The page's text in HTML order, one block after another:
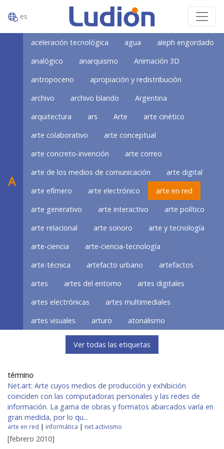
es
A
aceleración tecnológica agua
aleph engordado
analógico
anarquismo
Animación 3D
antropoceno
apropiación y redistribución
archivo
archivo blando
Argentina
arquitectura
ars Arte
arte cinético
arte colaborativo
arte conceptual
arte concreto-invención
arte correo
arte de los medios de comunicación
arte digital
arte efímero
arte electrónico
arte en red
arte generativo
arte interactivo
arte político
arte relacional
arte sonoro
arte y tecnología
arte-ciencia
arte-ciencia-tecnología
arte-técnica
artefacto urbano
artefactos
artes
artes del entorno
artes digitales
artes electrónicas
artes multimediales
artes visuales
arturo atonalismo
Ver todas las etiquetas
término
Net.art: Arte cuyos medios de producción y exhibición
coinciden con las computadoras personales y las redes de
información. La gama de obras y formatos abarcados varía en
gran medida, por lo qu...
arte en red | informática | net.activismo
[febrero 2010]